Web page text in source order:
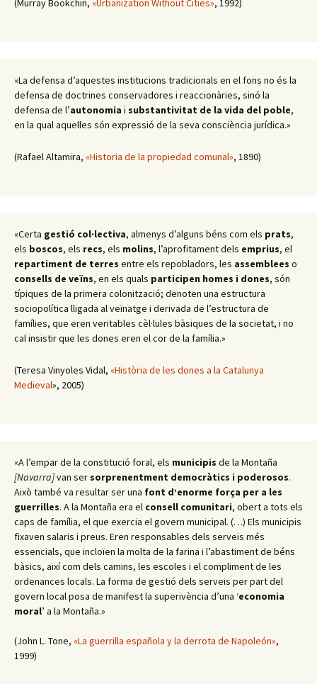
(Murray Bookchin, «Urbanization Without Cities», 1992)
«La defensa d’aquestes institucions tradicionals en el fons no és la
defensa de doctrines conservadores i reaccionàries, sinó la
defensa de l’autonomia i substantivitat de la vida del poble,
en la qual aquelles són expressió de la seva consciència jurídica.»
(Rafael Altamira, «Historia de la propiedad comunal», 1890)
«Certa gestió col·lectiva, almenys d’alguns béns com els prats,
els boscos, els recs, els molins, l’aprofitament dels emprius, el
repartiment de terres entre els repobladors, les assemblees o
consells de veïns, en els quals participen homes i dones, són
típiques de la primera colonització; denoten una estructura
sociopolítica lligada al veïnatge i derivada de l’estructura de
famílies, que eren veritables cèl·lules bàsiques de la societat, i no
cal insistir que les dones eren el cor de la família.»
(Teresa Vinyoles Vidal, «Història de les dones a la Catalunya
Medieval», 2005)
«A l’empar de la constitució foral, els municipis de la Montaña
[Navarra]van ser sorprenentment democràtics i poderosos.
Això també va resultar ser una font d’enorme força per a les
guerrilles. A la Montaña era el consell comunitari, obert a tots els
caps de família, el que exercia el govern municipal. (…) Els municipis
fixaven salaris i preus. Eren responsables dels serveis més
essencials, que incloïen la molta de la farina i l’abastiment de béns
bàsics, així com dels camins, les escoles i el compliment de les
ordenances locals. La forma de gestió dels serveis per part del
govern local posa de manifest la superivència d’una ‘economia
moral’ a la Montaña.»
(John L. Tone, «La guerrilla española y la derrota de Napoleón»,
1999)